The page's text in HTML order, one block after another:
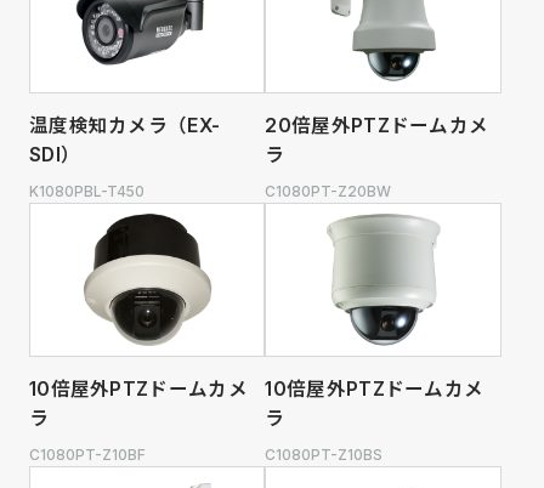
温度検知カメラ（EX-
SDI）
K1080PBL-T450
20倍屋外PTZドームカメ
ラ
C1080PT-Z20BW
10倍屋外PTZドームカメ
ラ
C1080PT-Z10BF
10倍屋外PTZドームカメ
ラ
C1080PT-Z10BS